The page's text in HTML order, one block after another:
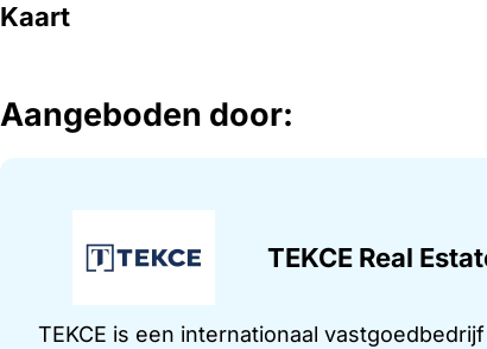
Kaart
Aangeboden door:
TEKCE Real
TEKCE is een internationaal